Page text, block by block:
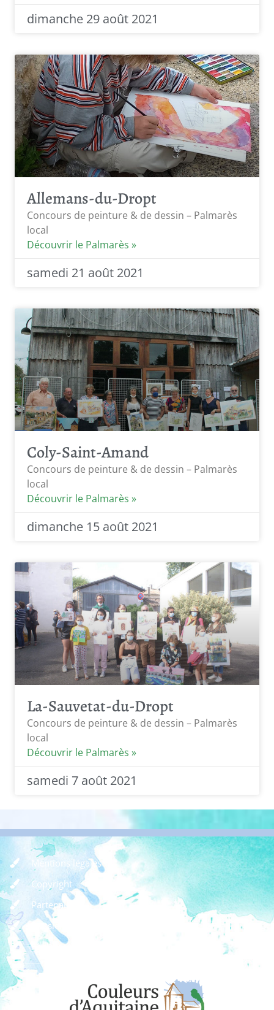
dimanche 29 août 2021
Allemans-du-Dropt
Concours de peinture & de dessin – Palmarès
local
Découvrir le Palmarès »
samedi 21 août 2021
Coly-Saint-Amand
Concours de peinture & de dessin – Palmarès
local
Découvrir le Palmarès »
dimanche 15 août 2021
La-Sauvetat-du-Dropt
Concours de peinture & de dessin – Palmarès
local
Découvrir le Palmarès »
samedi 7 août 2021
Mentions légales
Copyright
Partenaires
Dossier de presse
Règlement des concours